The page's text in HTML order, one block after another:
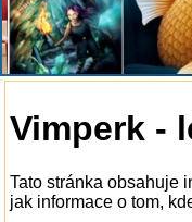
Vimperk -
Tato stránka obsahuje
jak informace o tom,